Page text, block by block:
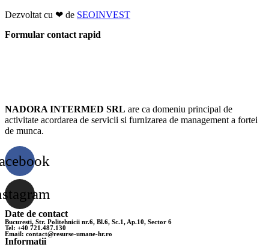
Dezvoltat cu ❤ de SEOINVEST
Formular contact rapid
NADORA INTERMED SRL are ca domeniu principal de
activitate acordarea de servicii si furnizarea de management a fortei
de munca.
Date de contact
Bucuresti, Str. Politehnicii nr.6, Bl.6, Sc.1, Ap.10, Sector 6
Tel: +40 721.487.130
Email: contact@resurse-umane-hr.ro
Informatii